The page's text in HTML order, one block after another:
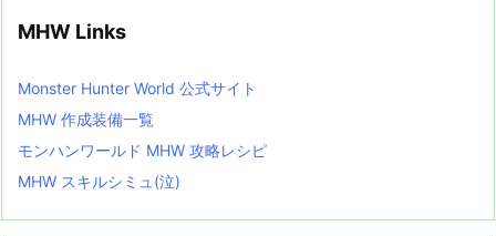
MHW Links
Monster Hunter World 公式サイト
MHW 作成装備一覧
モンハンワールド MHW 攻略レシピ
MHW スキルシミュ(泣)